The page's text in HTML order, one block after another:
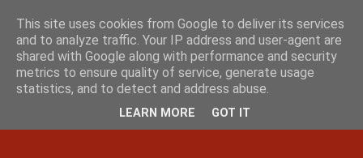
This site uses cookies from Google to deliver its services
and to analyze traffic. Your IP address and user-agent are
shared with Google along with performance and security
metrics to ensure quality of service, generate usage
statistics, and to detect and address abuse.
LEARN MORE GOT IT